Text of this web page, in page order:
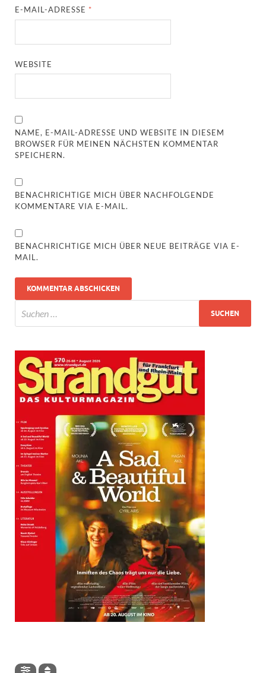
E-MAIL-ADRESSE *
WEBSITE
NAME, E-MAIL-ADRESSE UND WEBSITE IN DIESEM
BROWSER FÜR MEINEN NÄCHSTEN KOMMENTAR
SPEICHERN.
BENACHRICHTIGE MICH ÜBER NACHFOLGENDE
KOMMENTARE VIA E-MAIL.
BENACHRICHTIGE MICH ÜBER NEUE BEITRÄGE VIA E-
MAIL.